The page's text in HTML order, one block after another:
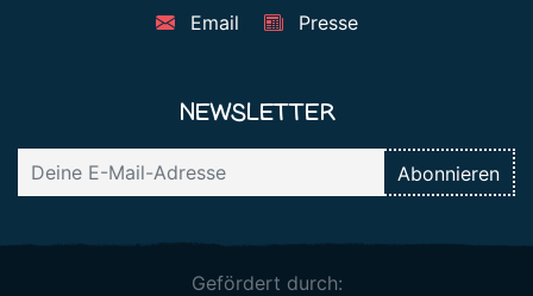
Email
Presse
NEWSLETTER
Gefördert durch: